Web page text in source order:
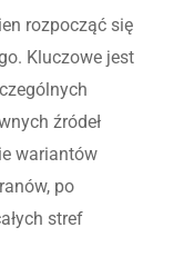
rozpocząć się
Kluczowe jest
źródeł
wariantów
po
stref